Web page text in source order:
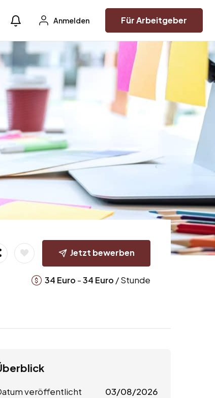
Anmelden Für Arbeitgeber
Jetzt bewerben
34 Euro -34 Euro / Stunde
veröffentlicht 03/08/2026